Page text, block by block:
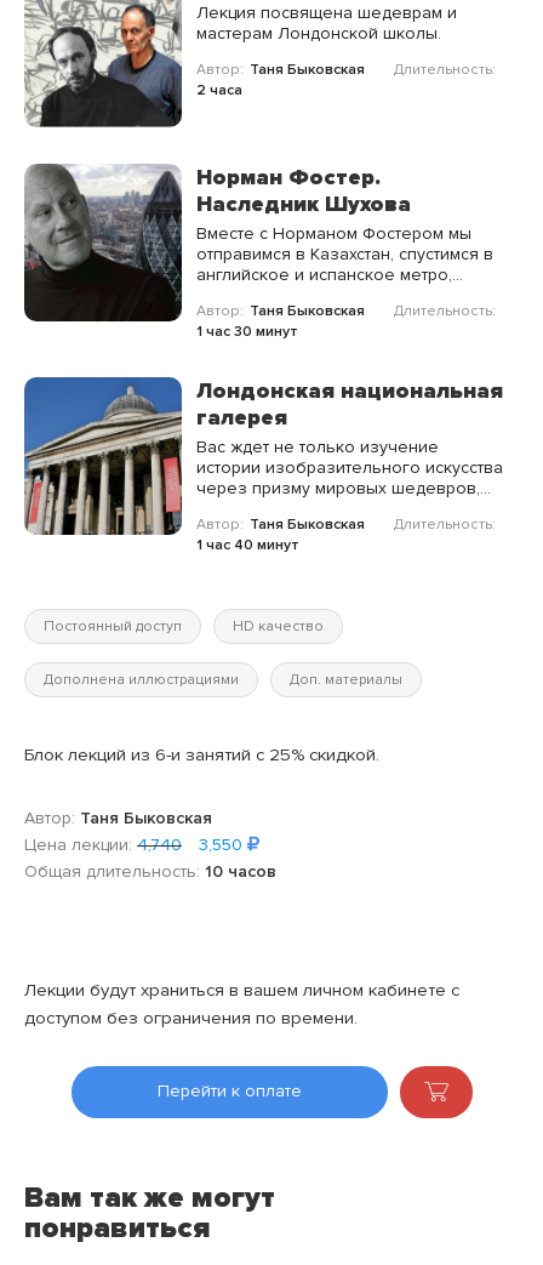
Лекция посвящена шедеврам и
мастерам Лондонской школы.
Автор: Таня Быковская
Длительность:
2 часа
Норман Фостер.
Наследник Шухова
Вместе с Норманом Фостером мы
отправимся в Казахстан, спустимся в
английское и испанское метро,
принципы фэншуй при
проектировании одного из объектов
Автор: Таня Быковская
Длительность:
1 час 30 минут
Лондонская национальная
галерея
Вас ждет не только изучение
истории изобразительного искусства
через призму мировых шедевров,
расскажет об особенностях
Лондонской национальной галереи.
Автор: Таня Быковская
Длительность:
1 час 40 минут
Постоянный доступ HD качество
Дополнена иллюстрациями Доп. материалы
Блок лекций из 6-и занятий с 25% скидкой.
Автор: Таня Быковская
Цена лекции: 4,740
3,550
Общая длительность: 10 часов
Лекции будут храниться в вашем личном кабинете с
доступом без ограничения по времени.
Перейти к оплате
Вам так же могут
понравиться